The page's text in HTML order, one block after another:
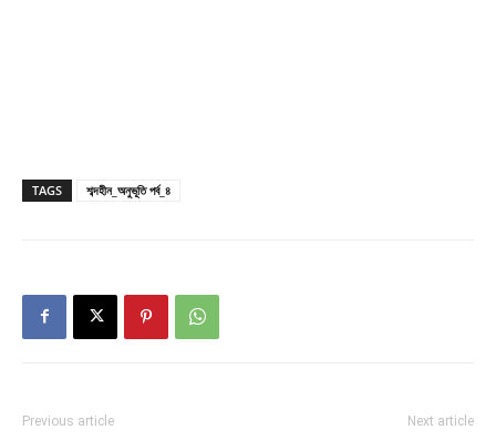
TAGS শব্দহীন_অনুভূতি পর্ব_৪
Previous article Next article